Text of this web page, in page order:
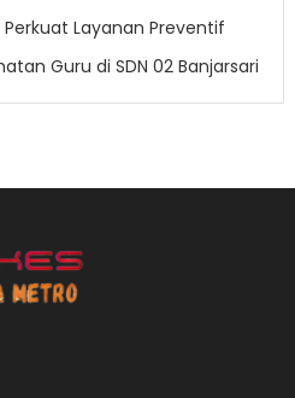
Layanan Preventif
Guru di SDN 02 Banjarsari